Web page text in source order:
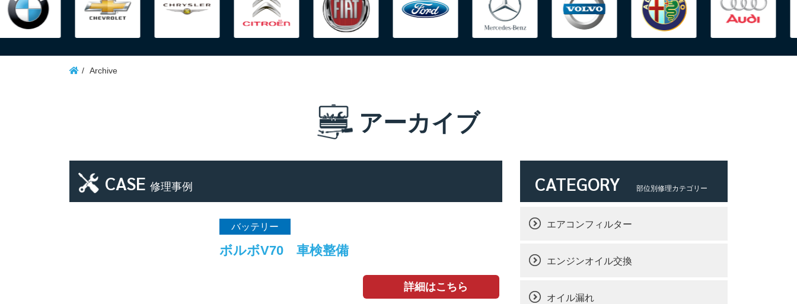
Archive
アーカイブ
CASE 修理事例
バッテリー
ボルボV70 車検整備
詳細はこちら
CATEGORY 部位別修理カテゴリー
エアコンフィルター
エンジンオイル交換
オイル漏れ